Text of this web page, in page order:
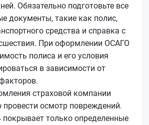
Обязательно подготовьте все
документы, такие как полис,
средства и справка с
При оформлении ОСАГО
полиса и его условия
в зависимости от
страховой компании
провести осмотр повреждений.
только определенные